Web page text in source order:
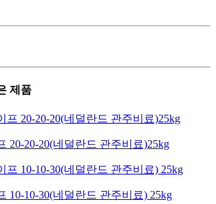
제품
20-20-20(네덜란드 관주비료)25kg
10-10-30(네덜란드 관주비료) 25kg